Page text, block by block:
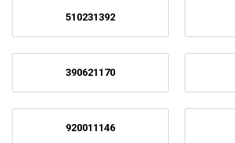
510231392
390621170
920011146